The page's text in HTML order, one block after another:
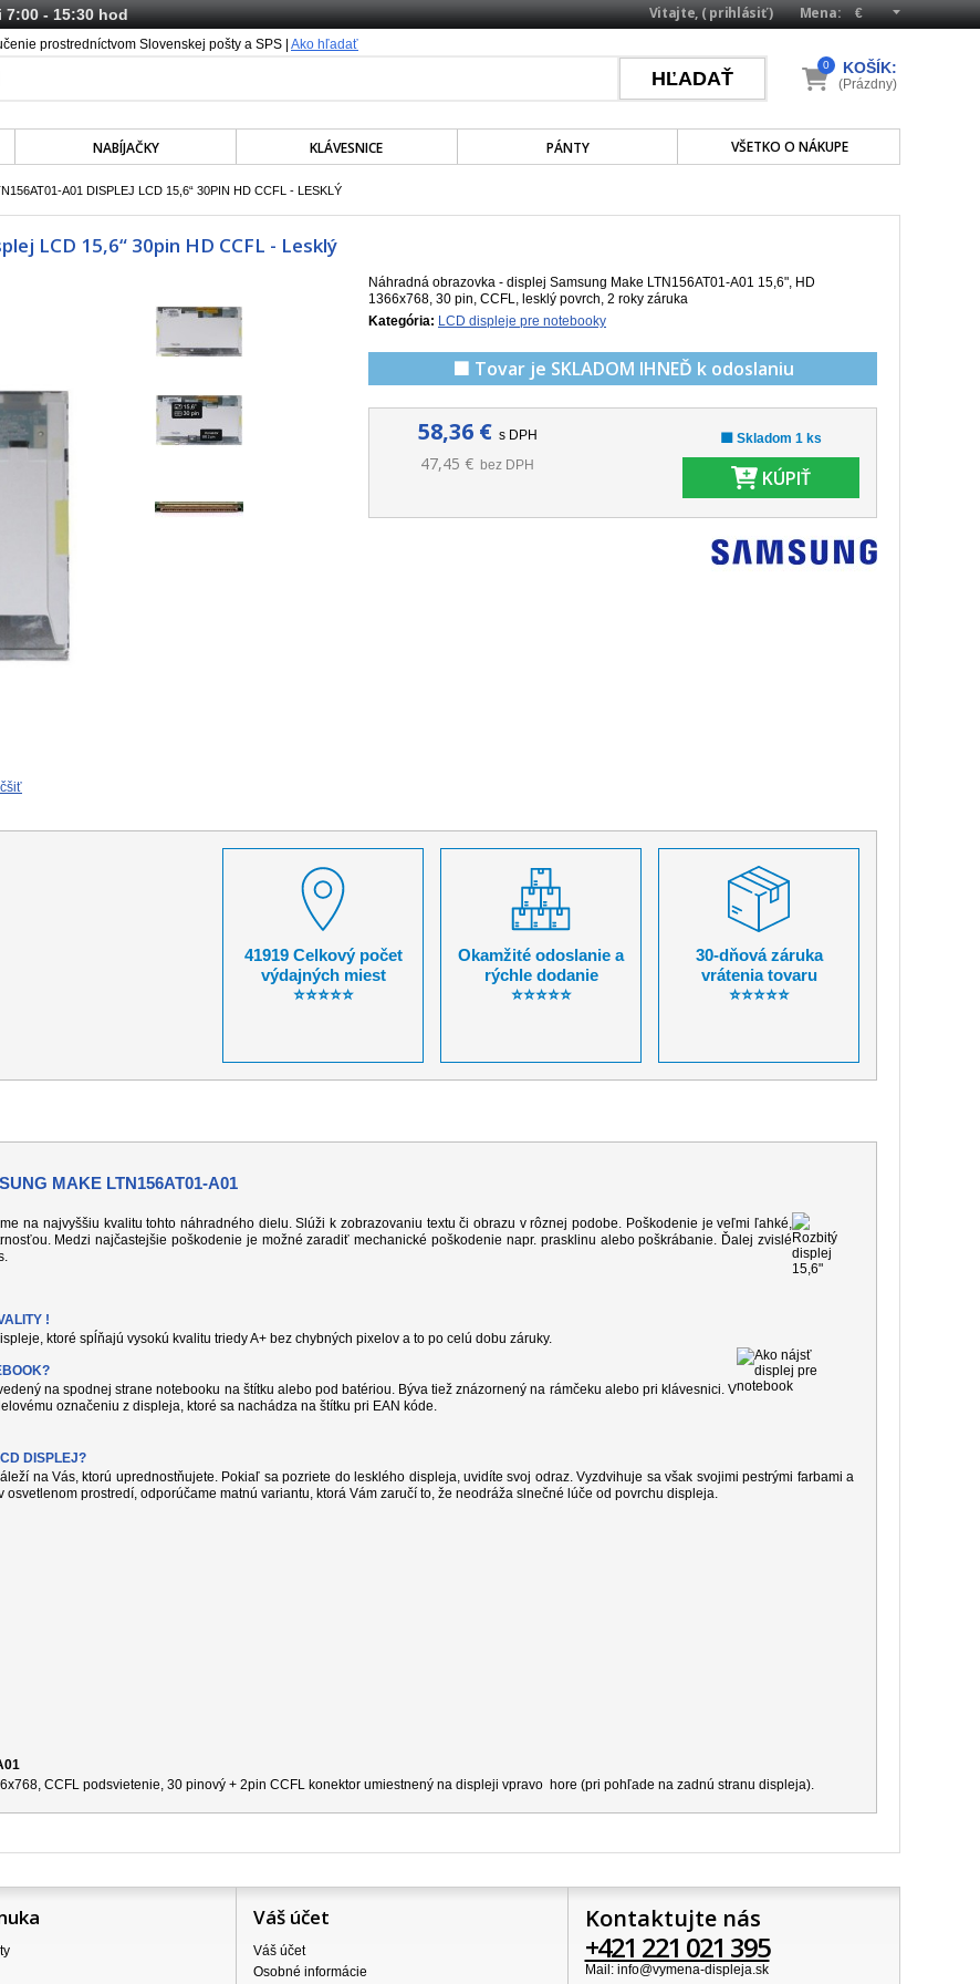
7:00 - 15:30 hod Mena:
Vitajte, (prihlásiť)
prostredníctvom Slovenskej pošty a SPS | Ako hľadať
NABÍJAČKY KLÁVESNICE PÁNTY VŠETKO O NÁKUPE
KOŠÍK:
0
(Prázdny)
A01 DISPLEJ LCD 15,6“ 30PIN HD CCFL - LESKLÝ
LCD 15,6“ 30pin HD CCFL - Lesklý
Náhradná obrazovka - displej Samsung Make LTN156AT01-A01 15,6", HD
1366x768, 30 pin, CCFL, lesklý povrch, 2 roky záruka
Kategória: LCD displeje pre notebooky
🟩 Tovar je SKLADOM IHNEĎ k odoslaniu
58,36 € s DPH
47,45 € bez DPH
🟩 Skladom 1 ks
KÚPIŤ
41919 Celkový počet
výdajných miest
⭐⭐⭐⭐⭐
Okamžité odoslanie a
rýchle dodanie
⭐⭐⭐⭐⭐
30-dňová záruka
vrátenia tovaru
⭐⭐⭐⭐⭐
MAKE LTN156AT01-A01
na najvyššiu kvalitu tohto náhradného dielu. Slúži k zobrazovaniu textu či obrazu v rôznej podobe. Poškodenie je veľmi ľahké,
Medzi najčastejšie poškodenie je možné zaradiť mechanické poškodenie napr. prasklinu alebo poškrábanie. Ďalej zvislé
!
ktoré spĺňajú vysokú kvalitu triedy A+ bez chybných pixelov a to po celú dobu záruky.
na spodnej strane notebooku na štítku alebo pod batériou. Býva tiež znázornený na rámčeku alebo pri klávesnici. V
označeniu z displeja, ktoré sa nachádza na štítku pri EAN kóde.
DISPLEJ?
na Vás, ktorú uprednostňujete. Pokiaľ sa pozriete do lesklého displeja, uvidíte svoj odraz. Vyzdvihuje sa však svojimi pestrými farbami a
prostredí, odporúčame matnú variantu, ktorá Vám zaručí to, že neodráža slnečné lúče od povrchu displeja.
CCFL podsvietenie, 30 pinový + 2pin CCFL konektor umiestnený na displeji vpravo hore (pri pohľade na zadnú stranu displeja).
Váš účet
Váš účet
Osobné informácie
Kontaktujte nás
+421 221 021 395
Mail: info@vymena-displeja.sk